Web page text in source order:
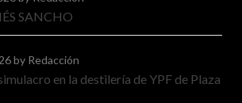
SANCHO
by Redacción
en la destilería de YPF de Plaza